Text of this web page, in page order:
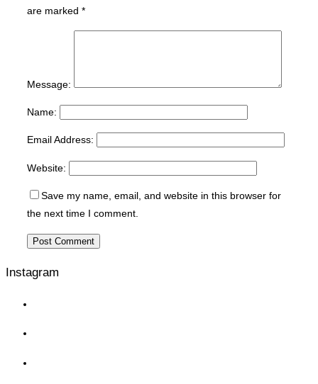
are marked *
Message:
Name:
Email Address:
Website:
Save my name, email, and website in this browser for
the next time I comment.
Instagram